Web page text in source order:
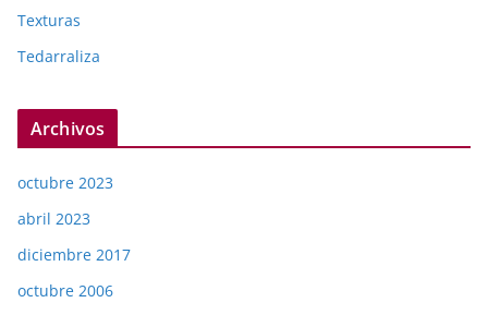
Texturas
Tedarraliza
Archivos
octubre 2023
abril 2023
diciembre 2017
octubre 2006